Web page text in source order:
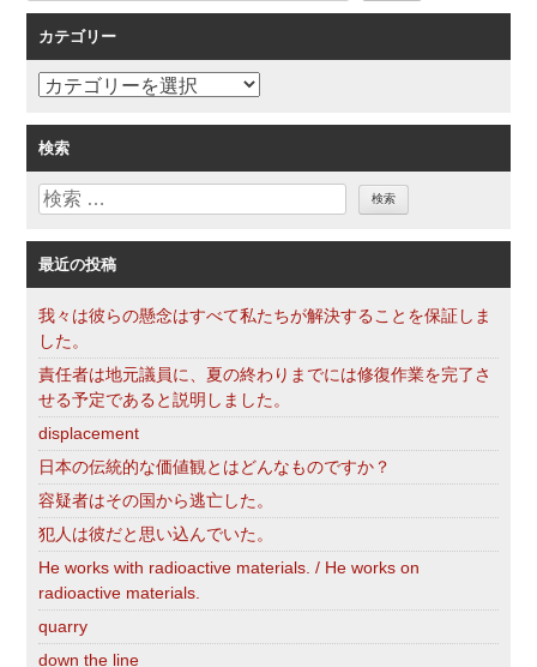
シ
ョ
ン
索
カテゴリー
カ
ゴ
リ
ー
検索
検
最近の投稿
我々は彼らの懸念はすべて私たちが解決することを保証しま
した。
責任者は地元議員に、夏の終わりまでには修復作業を完了さ
せる予定であると説明しました。
displacement
日本の伝統的な価値観とはどんなものですか？
容疑者はその国から逃亡した。
犯人は彼だと思い込んでいた。
He works with radioactive materials. / He works on
radioactive materials.
quarry
down the line